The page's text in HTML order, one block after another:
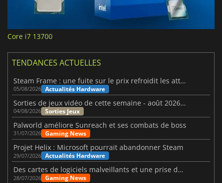
Core i7 13700
TENDANCES ACTUELLES
Steam Frame : une fuite sur le prix refroidit les attentes VR
05/08/2026 Actualités Hardware
Sorties de jeux vidéo de cette semaine - août 2026 (semaine 32)
04/08/2026 Sorties Jeux
Palworld améliore Sunreach et ses combats de boss
31/07/2026 Gaming News
Projet Helix : Microsoft pourrait abandonner Steam
29/07/2026 Actualités Hardware
Des cartes de logiciels malveillants et une prise de contrôle de Discord ont touché Meccha Chameleon
28/07/2026 Gaming News